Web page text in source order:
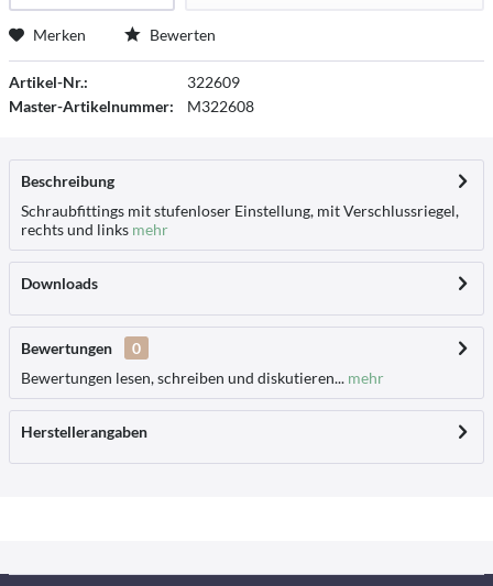
Merken Bewerten
Artikel-Nr.:
322609
Master-Artikelnummer:
M322608
Beschreibung
Schraubfittings mit stufenloser Einstellung, mit Verschlussriegel,
rechts und links mehr
Downloads
Bewertungen
0
Bewertungen lesen, schreiben und diskutieren... mehr
Herstellerangaben